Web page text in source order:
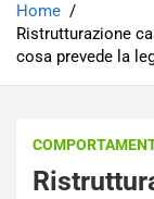
Home
Ristrutturazione
cosa prevede la